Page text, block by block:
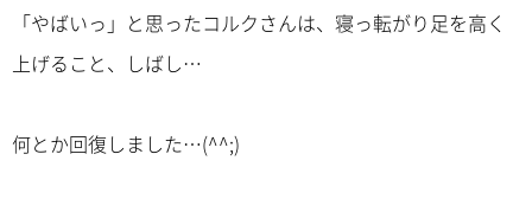
「やばいっ」と思ったコルクさんは、寝っ転がり足を高く
上げること、しばし…
何とか回復しました…(^^;)